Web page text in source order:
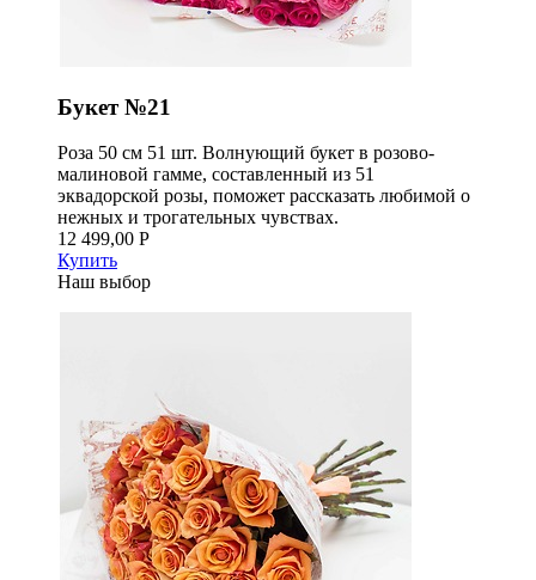
Букет №21
Роза 50 см 51 шт. Волнующий букет в розово-
малиновой гамме, составленный из 51
эквадорской розы, поможет рассказать любимой о
нежных и трогательных чувствах.
12 499,00 Р
Купить
Наш выбор